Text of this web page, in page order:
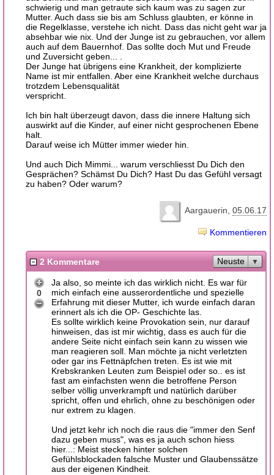
schwierig und man getraute sich kaum was zu sagen zur
Mutter. Auch dass sie bis am Schluss glaubten, er könne in
die Regelklasse, verstehe ich nicht. Dass das nicht geht war ja
absehbar wie nix. Und der Junge ist zu gebrauchen, vor allem
auch auf dem Bauernhof. Das sollte doch Mut und Freude
und Zuversicht geben... .
Der Junge hat übrigens eine Krankheit, der komplizierte
Name ist mir entfallen. Aber eine Krankheit welche durchaus
trotzdem Lebensqualität
verspricht.
Ich bin halt überzeugt davon, dass die innere Haltung sich
auswirkt auf die Kinder, auf einer nicht gesprochenen Ebene
halt.
Darauf weise ich Mütter immer wieder hin.
Und auch Dich Mimmi... warum verschliesst Du Dich den
Gesprächen? Schämst Du Dich? Hast Du das Gefühl versagt
zu haben? Oder warum?
Aargauerin 05.06.17
Kommentieren
2 Kommentare Neuste
0
Ja also, so meinte ich das wirklich nicht. Es war für
mich einfach eine ausserordentliche und spezielle
Erfahrung mit dieser Mutter, ich wurde einfach daran
erinnert als ich die OP- Geschichte las.
Es sollte wirklich keine Provokation sein, nur darauf
hinweisen, das ist mir wichtig, dass es auch für die
andere Seite nicht einfach sein kann zu wissen wie
man reagieren soll. Man möchte ja nicht verletzten
oder gar ins Fettnäpfchen treten. Es ist wie mit
Krebskranken Leuten zum Beispiel oder so.. es ist
fast am einfachsten wenn die betroffene Person
selber völlig unverkrampft und natürlich darüber
spricht, offen und ehrlich, ohne zu beschönigen oder
nur extrem zu klagen.
Und jetzt kehr ich noch die raus die "immer den Senf
dazu geben muss", was es ja auch schon hiess
hier...: Meist stecken hinter solchen
Gefühlsblockaden falsche Muster und Glaubenssätze
aus der eigenen Kindheit.